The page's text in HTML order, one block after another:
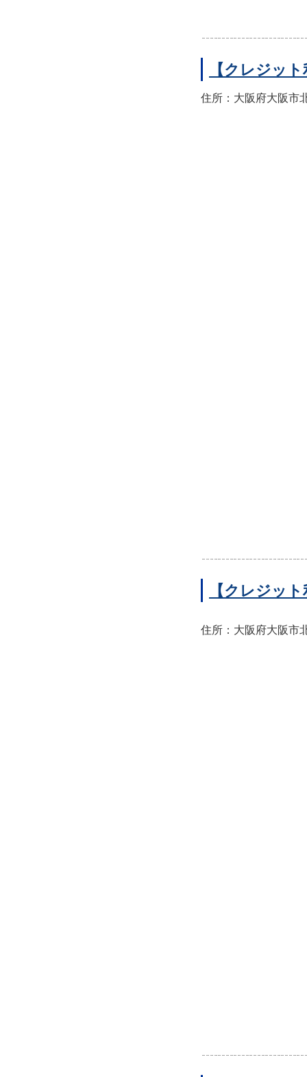
【クレジッ
住所：大阪府大阪市
【クレジッ
住所：大阪府大阪市